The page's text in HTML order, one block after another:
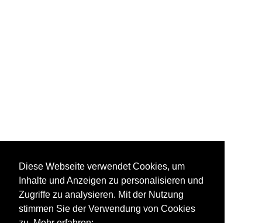
Diese Webseite verwendet Cookies, um
Inhalte und Anzeigen zu personalisieren und
Zugriffe zu analysieren. Mit der Nutzung
stimmen Sie der Verwendung von Cookies